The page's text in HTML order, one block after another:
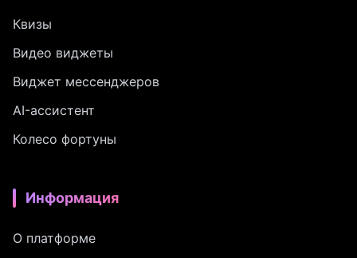
Квизы
Видео виджеты
Виджет мессенджеров
AI-ассистент
Колесо фортуны
Информация
О платформе